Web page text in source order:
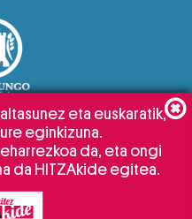
eta euskaratik,
eginkizuna.
da, eta ongi
da HITZAkide egitea.